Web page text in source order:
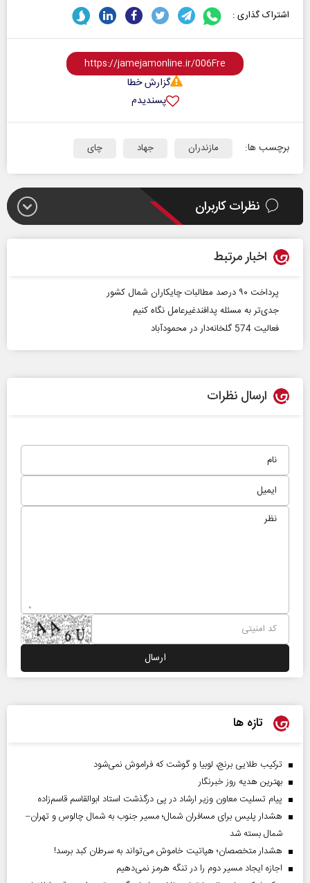
اشتراک گذاری :
گزارش خطا
پسندیدم
برچسب ها: مازندران جهاد چای
نظرات کاربران
اخبار مرتبط
پرداخت ۹۰ درصد مطالبات چایکاران شمال کشور
جدی‌تر به مسئله پدافندغیرعامل نگاه کنیم
فعالیت 574 گلخانه‌دار در محمودآباد
ارسال نظرات
تازه ها
ترکیب طلایی برنج، لوبیا و گوشت که فراموش نمی‌شود
بهترین هدیه روز خبرنگار
پیام تسلیت معاون وزیر ارشاد در پی درگذشت استاد ابوالقاسم قاسم‌زاده
هشدار پلیس برای مسافران شمال؛ مسیر جنوب به شمال چالوس و تهران–
شمال بسته شد
هشدار متخصصان؛ هپاتیت خاموش می‌تواند به سرطان کبد برسد!
اجازه ایجاد مسیر دوم را در تنگه هرمز نمی‌دهیم